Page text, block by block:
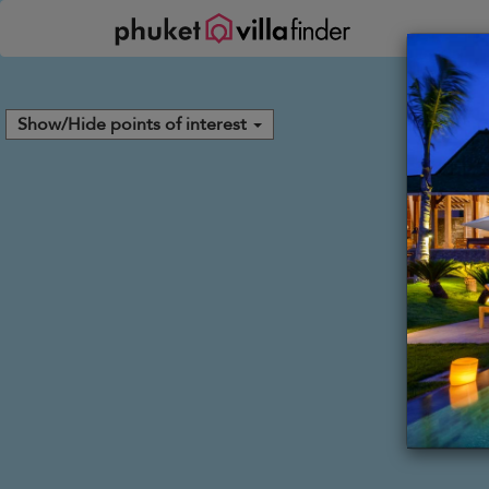
Show/Hide points of interest
Pannello di gestione dei cookies